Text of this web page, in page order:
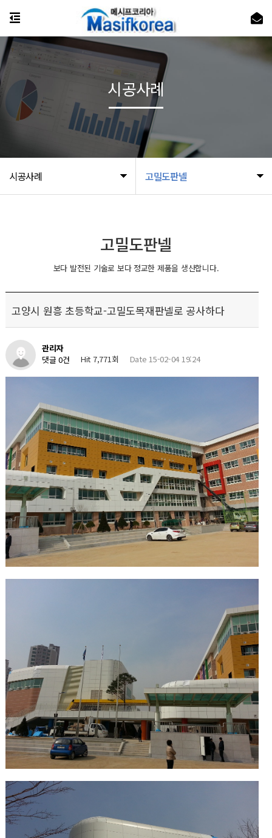
시공사례 고밀도판넬
시공사례
고밀도판넬
보다 발전된 기술로 보다 정교한 제품을 생산합니다.
고양시 원흥 초등학교-고밀도목재판넬로 공사하다
관리자
댓글 0건
Hit 7,771회 Date 15-02-04 19:24